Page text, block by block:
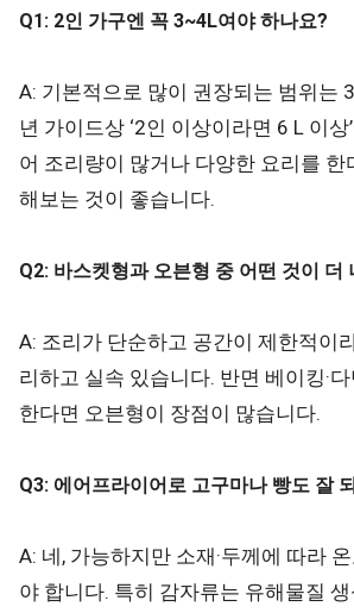
Q1: 2인 가구엔 꼭 3~4L여야 하나요?
A: 기본적으로 많이 권장되는 범위는
년 가이드상 ‘2인 이상이라면 6 L 이상
어 조리량이 많거나 다양한 요리를 한
해보는 것이 좋습니다.
Q2: 바스켓형과 오븐형 중 어떤 것이 더
A: 조리가 단순하고 공간이 제한적이
리하고 실속 있습니다. 반면 베이킹·
한다면 오븐형이 장점이 많습니다.
Q3: 에어프라이어로 고구마나 빵도 잘
A: 네, 가능하지만 소재·두께에 따라
야 합니다. 특히 감자류는 유해물질